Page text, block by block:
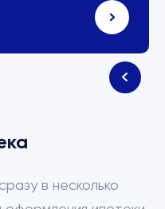
в несколько